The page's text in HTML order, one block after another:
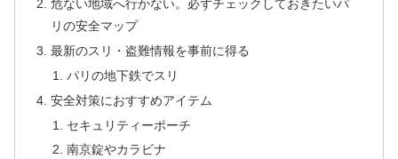
危ない地域へ行かない。必ずチェックしておきたいパ
リの安全マップ
最新のスリ・盗難情報を事前に得る
パリの地下鉄でスリ
安全対策におすすめアイテム
セキュリティーポーチ
南京錠やカラビナ